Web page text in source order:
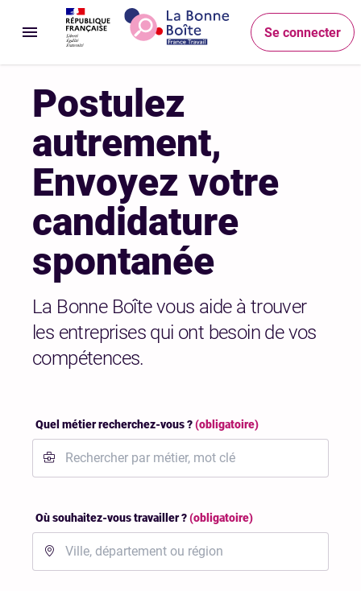
Accéder au menu
Accéder au contenu principal
Accéder au pied de page
Ouvrir le menu Se connecter
Postulez
autrement,
Envoyez votre
candidature
spontanée
La Bonne Boîte vous aide à trouver
les entreprises qui ont besoin de vos
compétences.
Quel métier recherchez-vous ?(obligatoire)
Où souhaitez-vous travailler ?(obligatoire)